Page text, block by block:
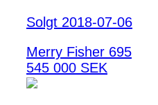
Solgt 2018-07-06
Merry Fisher 695
545 000 SEK